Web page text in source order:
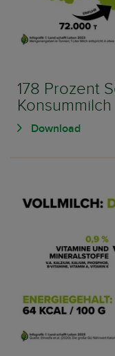
178 Prozent
Konsummilch
Download